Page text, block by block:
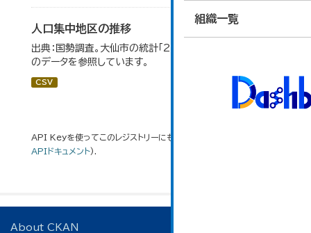
組織一覧
人口集中地区の推移
出典：国勢調査。大仙市の統計「2-3 人口集中地区の推移」
のデータを参照しています。
CSV
API Keyを使ってこのレジストリーにもアクセス可能です
APIドキュメント).
About CKAN